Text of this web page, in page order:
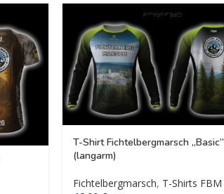
T-Shirt Fichtelbergmarsch „Basic“
(langarm)
Fichtelbergmarsch, T-Shirts FBM